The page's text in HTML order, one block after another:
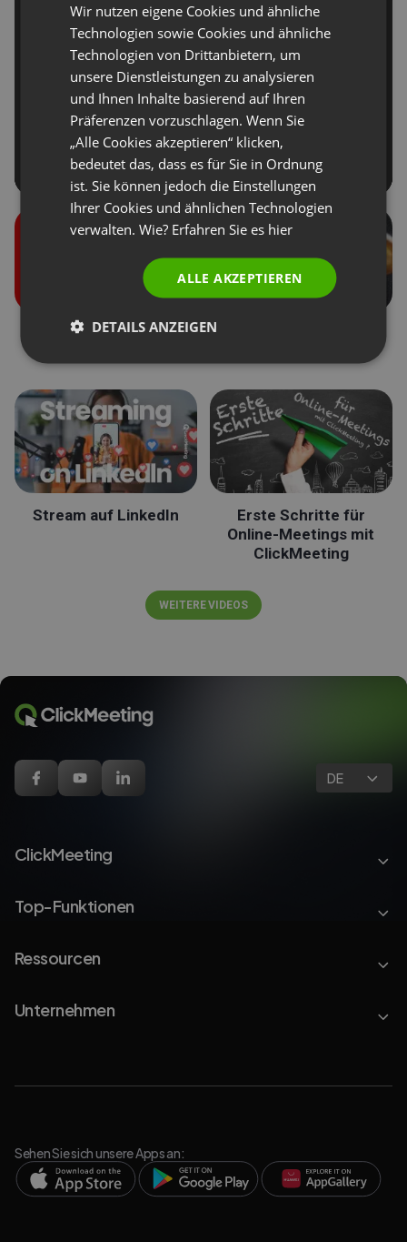
Benutzerrollen bei den
Stream auf LinkedIn
Erste Schritte für
Online-Meetings mit
ClickMeeting
WEITERE VIDEOS
DE
ClickMeeting
Top-Funktionen
Ressourcen
Unternehmen
Sehen Sie sich unsere Apps an:
GERMAN
POLISH
RUSSIAN
SPANISH
ITALIAN
Wir nutzen eigene Cookies und ähnliche
Technologien sowie Cookies und ähnliche
Technologien von Drittanbietern, um
unsere Dienstleistungen zu analysieren
und Ihnen Inhalte basierend auf Ihren
Präferenzen vorzuschlagen. Wenn Sie
„Alle Cookies akzeptieren“ klicken,
bedeutet das, dass es für Sie in Ordnung
ist. Sie können jedoch die Einstellungen
Ihrer Cookies und ähnlichen Technologien
verwalten. Wie? Erfahren Sie es hier
ALLE AKZEPTIEREN
DETAILS ANZEIGEN